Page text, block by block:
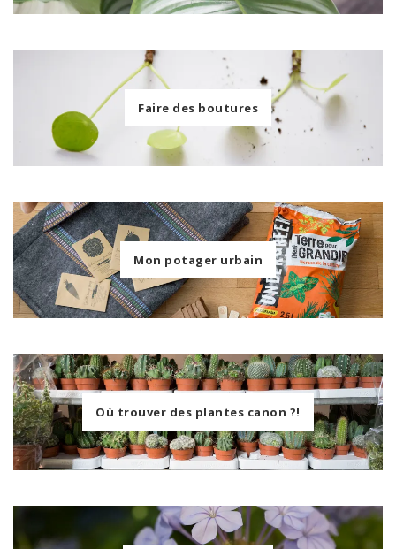
Faire des boutures
Mon potager urbain
Où trouver des plantes canon ?!